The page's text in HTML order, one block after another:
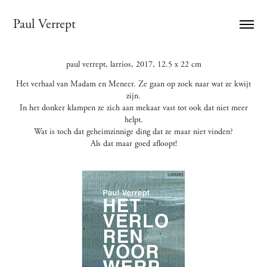
Paul Verrept
paul verrept, larrios, 2017, 12.5 x 22 cm
Het verhaal van Madam en Meneer. Ze gaan op zoek naar wat ze kwijt
zijn.
In het donker klampen ze zich aan mekaar vast tot ook dat niet meer
helpt.
Wat is toch dat geheimzinnige ding dat ze maar niet vinden?
Als dat maar goed afloopt!